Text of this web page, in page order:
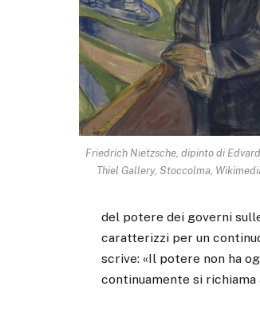
Friedrich Nietzsche, dipinto di
Thiel Gallery, Stoccolma,
del potere dei governi
caratterizzi per un
scrive: «Il potere non ha
continuamente si richiama